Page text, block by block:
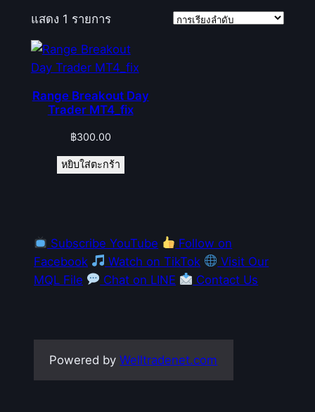
แสดง 1 รายการ
Range Breakout Day
Trader MT4_fix
฿300.00
หยิบใส่ตะกร้า
Subscribe YouTube
Follow on
Facebook
Watch on TikTok
Visit Our
MQL File
Chat on LINE Contact Us
Powered byWelltradenet.com